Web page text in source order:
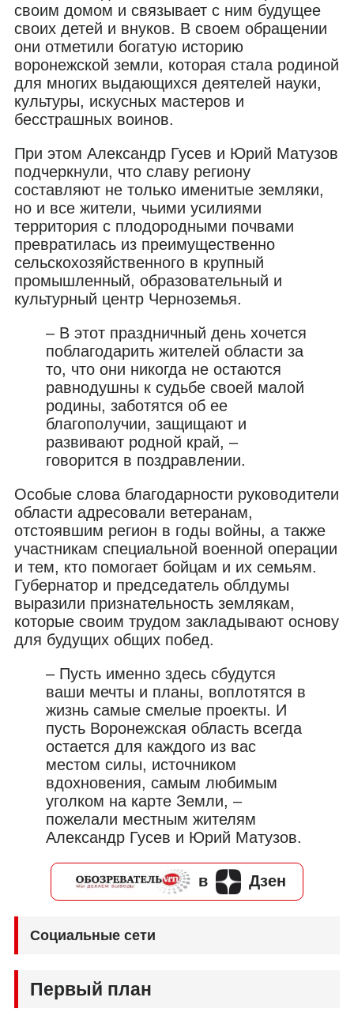
своим домом и связывает с ним будущее
своих детей и внуков. В своем обращении
они отметили богатую историю
воронежской земли, которая стала родиной
для многих выдающихся деятелей науки,
культуры, искусных мастеров и
бесстрашных воинов.
При этом Александр Гусев и Юрий Матузов
подчеркнули, что славу региону
составляют не только именитые земляки,
но и все жители, чьими усилиями
территория с плодородными почвами
превратилась из преимущественно
сельскохозяйственного в крупный
промышленный, образовательный и
культурный центр Черноземья.
– В этот праздничный день хочется
поблагодарить жителей области за
то, что они никогда не остаются
равнодушны к судьбе своей малой
родины, заботятся об ее
благополучии, защищают и
развивают родной край, –
говорится в поздравлении.
Особые слова благодарности руководители
области адресовали ветеранам,
отстоявшим регион в годы войны, а также
участникам специальной военной операции
и тем, кто помогает бойцам и их семьям.
Губернатор и председатель облдумы
выразили признательность землякам,
которые своим трудом закладывают основу
для будущих общих побед.
– Пусть именно здесь сбудутся
ваши мечты и планы, воплотятся в
жизнь самые смелые проекты. И
пусть Воронежская область всегда
остается для каждого из вас
местом силы, источником
вдохновения, самым любимым
уголком на карте Земли, –
пожелали местным жителям
Александр Гусев и Юрий Матузов.
в Дзен
Социальные сети
Первый план